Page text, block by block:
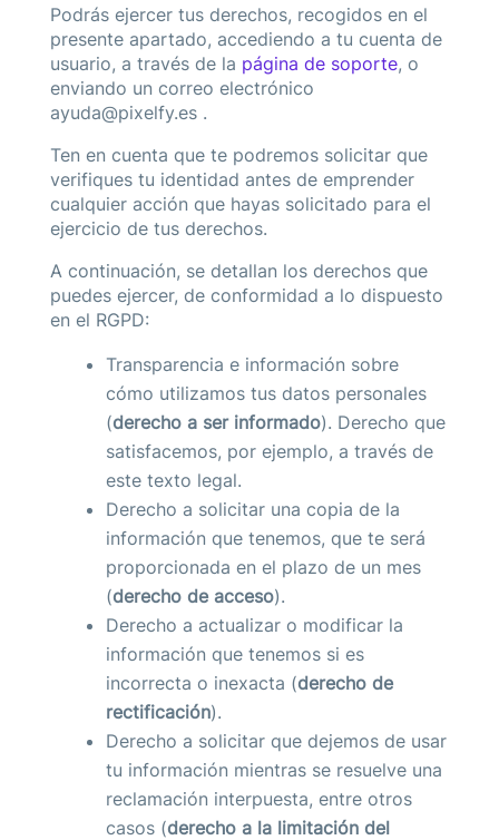
Podrás ejercer tus derechos, recogidos en el
presente apartado, accediendo a tu cuenta de
usuario, a través de la página de soporte, o
enviando un correo electrónico
ayuda@pixelfy.es .
Ten en cuenta que te podremos solicitar que
verifiques tu identidad antes de emprender
cualquier acción que hayas solicitado para el
ejercicio de tus derechos.
A continuación, se detallan los derechos que
puedes ejercer, de conformidad a lo dispuesto
en el RGPD:
Transparencia e información sobre
cómo utilizamos tus datos personales
(derecho a ser informado). Derecho que
satisfacemos, por ejemplo, a través de
este texto legal.
Derecho a solicitar una copia de la
información que tenemos, que te será
proporcionada en el plazo de un mes
(derecho de acceso).
Derecho a actualizar o modificar la
información que tenemos si es
incorrecta o inexacta (derecho de
rectificación).
Derecho a solicitar que dejemos de usar
tu información mientras se resuelve una
reclamación interpuesta, entre otros
casos (derecho a la limitación del